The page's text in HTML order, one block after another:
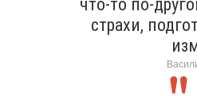
что-то по-
страхи,